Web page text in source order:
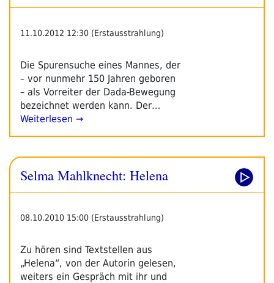
11.10.2012 12:30 (Erstausstrahlung)
Die Spurensuche eines Mannes, der
– vor nunmehr 150 Jahren geboren
– als Vorreiter der Dada-Bewegung
bezeichnet werden kann. Der…
Weiterlesen →
Selma Mahlknecht: Helena
08.10.2010 15:00 (Erstausstrahlung)
Zu hören sind Textstellen aus
„Helena“, von der Autorin gelesen,
weiters ein Gespräch mit ihr und